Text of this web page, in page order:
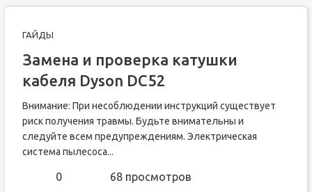
ГАЙДЫ
Замена и проверка катушки
кабеля Dyson DC52
Внимание: При несоблюдении инструкций существует
риск получения травмы. Будьте внимательны и
следуйте всем предупреждениям. Электрическая
система пылесоса...
0 68 просмотров